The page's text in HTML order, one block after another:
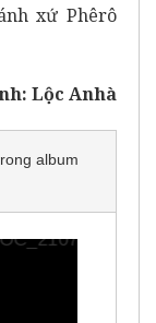
xứ Phêrô
Lộc Anhà
album